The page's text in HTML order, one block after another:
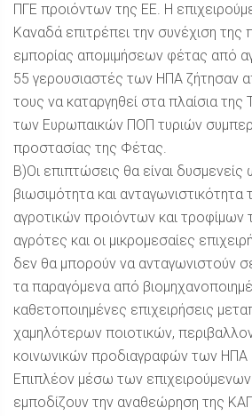
ΠΓΕ προιόντων της ΕΕ. Η
Kαναδά επιτρέπει την συνέχιση της
εμπορίας απομιμήσεων φέτας από
55 γερουσιαστές των ΗΠΑ ζήτησαν
τους να καταργηθεί στα πλαίσια της
των Ευρωπαικών ΠΟΠ τυριών
προστασίας της Φέτας.
B)Οι επιπτώσεις θα είναι
βιωσιμότητα και
αγροτικών προιόντων και τροφίμων
αγρότες και οι μικρομεσαίες
δεν θα μπορούν να ανταγωνιστούν
τα παραγόμενα από
καθετοποιημένες επιχειρήσεις
χαμηλότερων ποιοτικών,
κοινωνικών προδιαγραφών των ΗΠΑ
Επιπλέον μέσω των
εμποδίζουν την αναθεώρηση της